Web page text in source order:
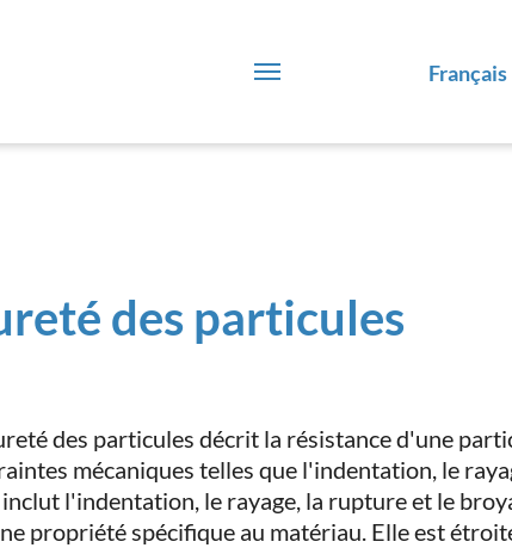
Français
des particules
des particules décrit la résistance d'une
mécaniques telles que l'indentation, le
l'indentation, le rayage, la rupture et le
propriété spécifique au matériau. Elle est